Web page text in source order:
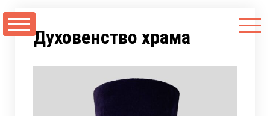
содержимомуДуховенство храма